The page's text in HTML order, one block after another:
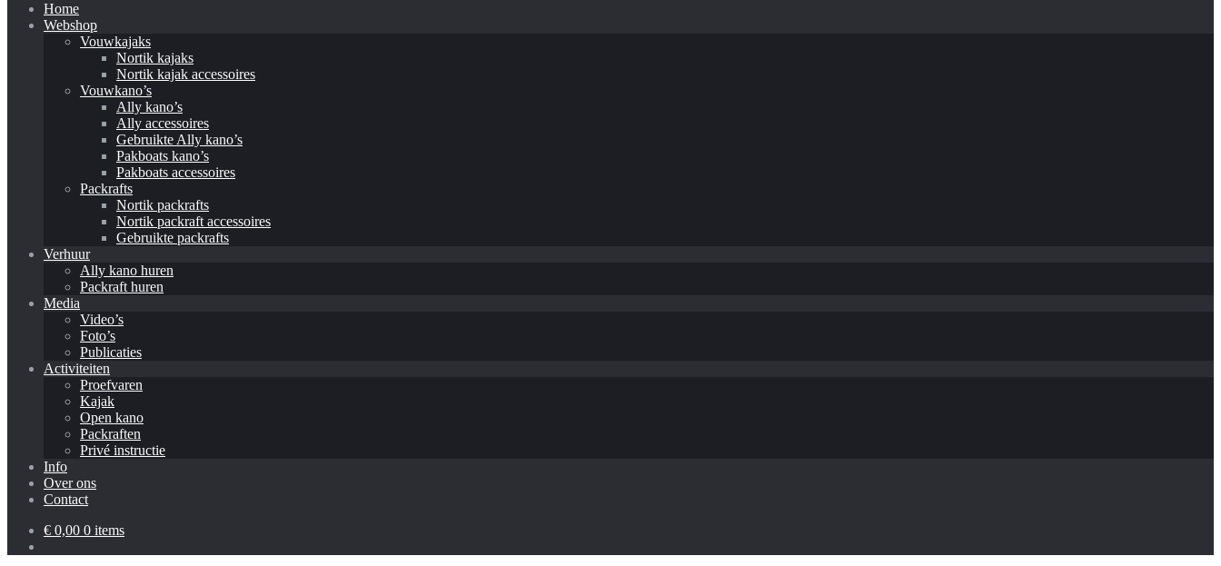
Home
Webshop
Vouwkajaks
Nortik kajaks
Nortik kajak accessoires
Vouwkano’s
Ally kano’s
Ally accessoires
Gebruikte Ally kano’s
Pakboats kano’s
Pakboats accessoires
Packrafts
Nortik packrafts
Nortik packraft accessoires
Gebruikte packrafts
Verhuur
Ally kano huren
Packraft huren
Media
Video’s
Foto’s
Publicaties
Activiteiten
Proefvaren
Kajak
Open kano
Packraften
Privé instructie
Info
Over ons
Contact
€ 0,00 0 items